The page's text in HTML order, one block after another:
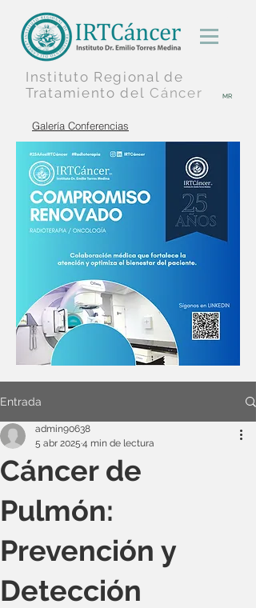
Instituto Regionalde
Tratamientodel Cáncer MR
Galería Conferencias
Entrada
Cáncer de
Pulmón:
Prevención y
Detección
admin90638
5 abr 2025 4 min de lectura